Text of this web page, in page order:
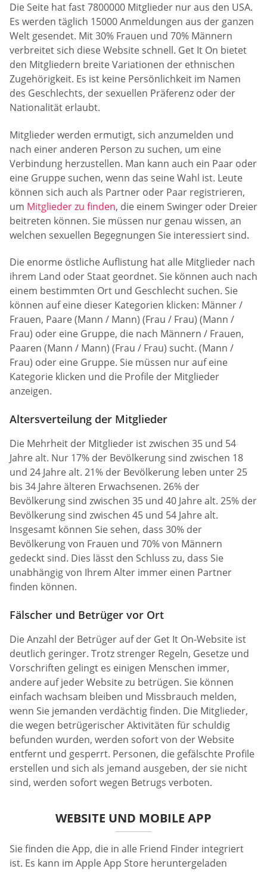
Die Seite hat fast 7800000 Mitglieder nur aus den USA.
Es werden täglich 15000 Anmeldungen aus der ganzen
Welt gesendet. Mit 30% Frauen und 70% Männern
verbreitet sich diese Website schnell. Get It On bietet
den Mitgliedern breite Variationen der ethnischen
Zugehörigkeit. Es ist keine Persönlichkeit im Namen
des Geschlechts, der sexuellen Präferenz oder der
Nationalität erlaubt.
Mitglieder werden ermutigt, sich anzumelden und
nach einer anderen Person zu suchen, um eine
Verbindung herzustellen. Man kann auch ein Paar oder
eine Gruppe suchen, wenn das seine Wahl ist. Leute
können sich auch als Partner oder Paar registrieren,
um Mitglieder zu finden, die einem Swinger oder Dreier
beitreten können. Sie müssen nur genau wissen, an
welchen sexuellen Begegnungen Sie interessiert sind.
Die enorme östliche Auflistung hat alle Mitglieder nach
ihrem Land oder Staat geordnet. Sie können auch nach
einem bestimmten Ort und Geschlecht suchen. Sie
können auf eine dieser Kategorien klicken: Männer /
Frauen, Paare (Mann / Mann) (Frau / Frau) (Mann /
Frau) oder eine Gruppe, die nach Männern / Frauen,
Paaren (Mann / Mann) (Frau / Frau) sucht. (Mann /
Frau) oder eine Gruppe. Sie müssen nur auf eine
Kategorie klicken und die Profile der Mitglieder
anzeigen.
Altersverteilung der Mitglieder
Die Mehrheit der Mitglieder ist zwischen 35 und 54
Jahre alt. Nur 17% der Bevölkerung sind zwischen 18
und 24 Jahre alt. 21% der Bevölkerung leben unter 25
bis 34 Jahre älteren Erwachsenen. 26% der
Bevölkerung sind zwischen 35 und 40 Jahre alt. 25% der
Bevölkerung sind zwischen 45 und 54 Jahre alt.
Insgesamt können Sie sehen, dass 30% der
Bevölkerung von Frauen und 70% von Männern
gedeckt sind. Dies lässt den Schluss zu, dass Sie
unabhängig von Ihrem Alter immer einen Partner
finden können.
Fälscher und Betrüger vor Ort
Die Anzahl der Betrüger auf der Get It On-Website ist
deutlich geringer. Trotz strenger Regeln, Gesetze und
Vorschriften gelingt es einigen Menschen immer,
andere auf jeder Website zu betrügen. Sie können
einfach wachsam bleiben und Missbrauch melden,
wenn Sie jemanden verdächtig finden. Die Mitglieder,
die wegen betrügerischer Aktivitäten für schuldig
befunden wurden, werden sofort von der Website
entfernt und gesperrt. Personen, die gefälschte Profile
erstellen und sich als jemand ausgeben, der sie nicht
sind, werden sofort wegen Betrugs verboten.
WEBSITE UND MOBILE APP
Sie finden die App, die in alle Friend Finder integriert
ist. Es kann im Apple App Store heruntergeladen